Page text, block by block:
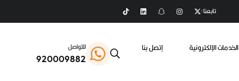
تابعنا :
الخدمات الإلكترونية
إتصل بنا
للتواصل
920009882